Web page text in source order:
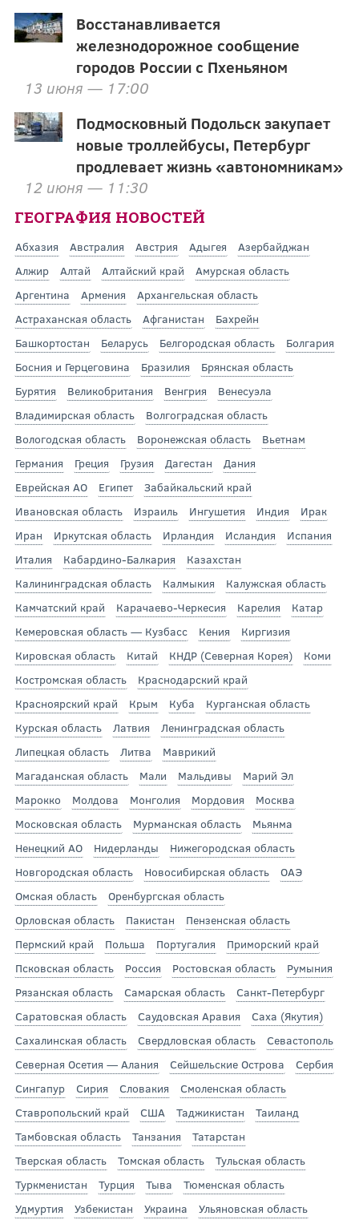
Восстанавливается
железнодорожное сообщение
городов России с Пхеньяном
13 июня — 17:00
Подмосковный Подольск закупает
новые троллейбусы, Петербург
продлевает жизнь «автономникам»
12 июня — 11:30
ГЕОГРАФИЯ НОВОСТЕЙ
Абхазия Австралия Австрия Адыгея
Азербайджан
Алжир
Алтай Алтайский край
Амурская область
Аргентина
Армения
Архангельская область
Астраханская область
Афганистан
Бахрейн
Башкортостан
Беларусь Белгородская область
Болгария
Босния и Герцеговина
Бразилия
Брянская область
Бурятия
Великобритания Венгрия
Венесуэла
Владимирская область
Волгоградская область
Вологодская область
Воронежская область
Вьетнам
Германия
Греция Грузия Дагестан
Дания
Еврейская АО
Египет
Забайкальский край
Ивановская область
Израиль Ингушетия Индия
Ирак
Иран
Иркутская область Ирландия Исландия
Испания
Италия
Кабардино-Балкария
Казахстан
Калининградская область
Калмыкия
Калужская область
Камчатский край
Карачаево-Черкесия Карелия
Катар
Кемеровская область — Кузбасс
Кения
Киргизия
Кировская область
Китай КНДР (Северная Корея)
Коми
Костромская область
Краснодарский край
Красноярский край
Крым Куба
Курганская область
Курская область
Латвия
Ленинградская область
Липецкая область
Литва
Маврикий
Магаданская область
Мали Мальдивы
Марий Эл
Марокко
Молдова Монголия Мордовия
Москва
Московская область
Мурманская область
Мьянма
Ненецкий АО
Нидерланды
Нижегородская область
Новгородская область
Новосибирская область
ОАЭ
Омская область
Оренбургская область
Орловская область
Пакистан
Пензенская область
Пермский край
Польша Португалия
Приморский край
Псковская область
Россия Ростовская область
Румыния
Рязанская область
Самарская область
Санкт-Петербург
Саратовская область
Саудовская Аравия
Саха (Якутия)
Сахалинская область
Свердловская область
Севастополь
Северная Осетия — Алания
Сейшельские Острова
Сербия
Сингапур
Сирия Словакия
Смоленская область
Ставропольский край
США Таджикистан
Таиланд
Тамбовская область
Танзания
Татарстан
Тверская область
Томская область
Тульская область
Туркменистан
Турция Тыва
Тюменская область
Удмуртия
Узбекистан Украина
Ульяновская область